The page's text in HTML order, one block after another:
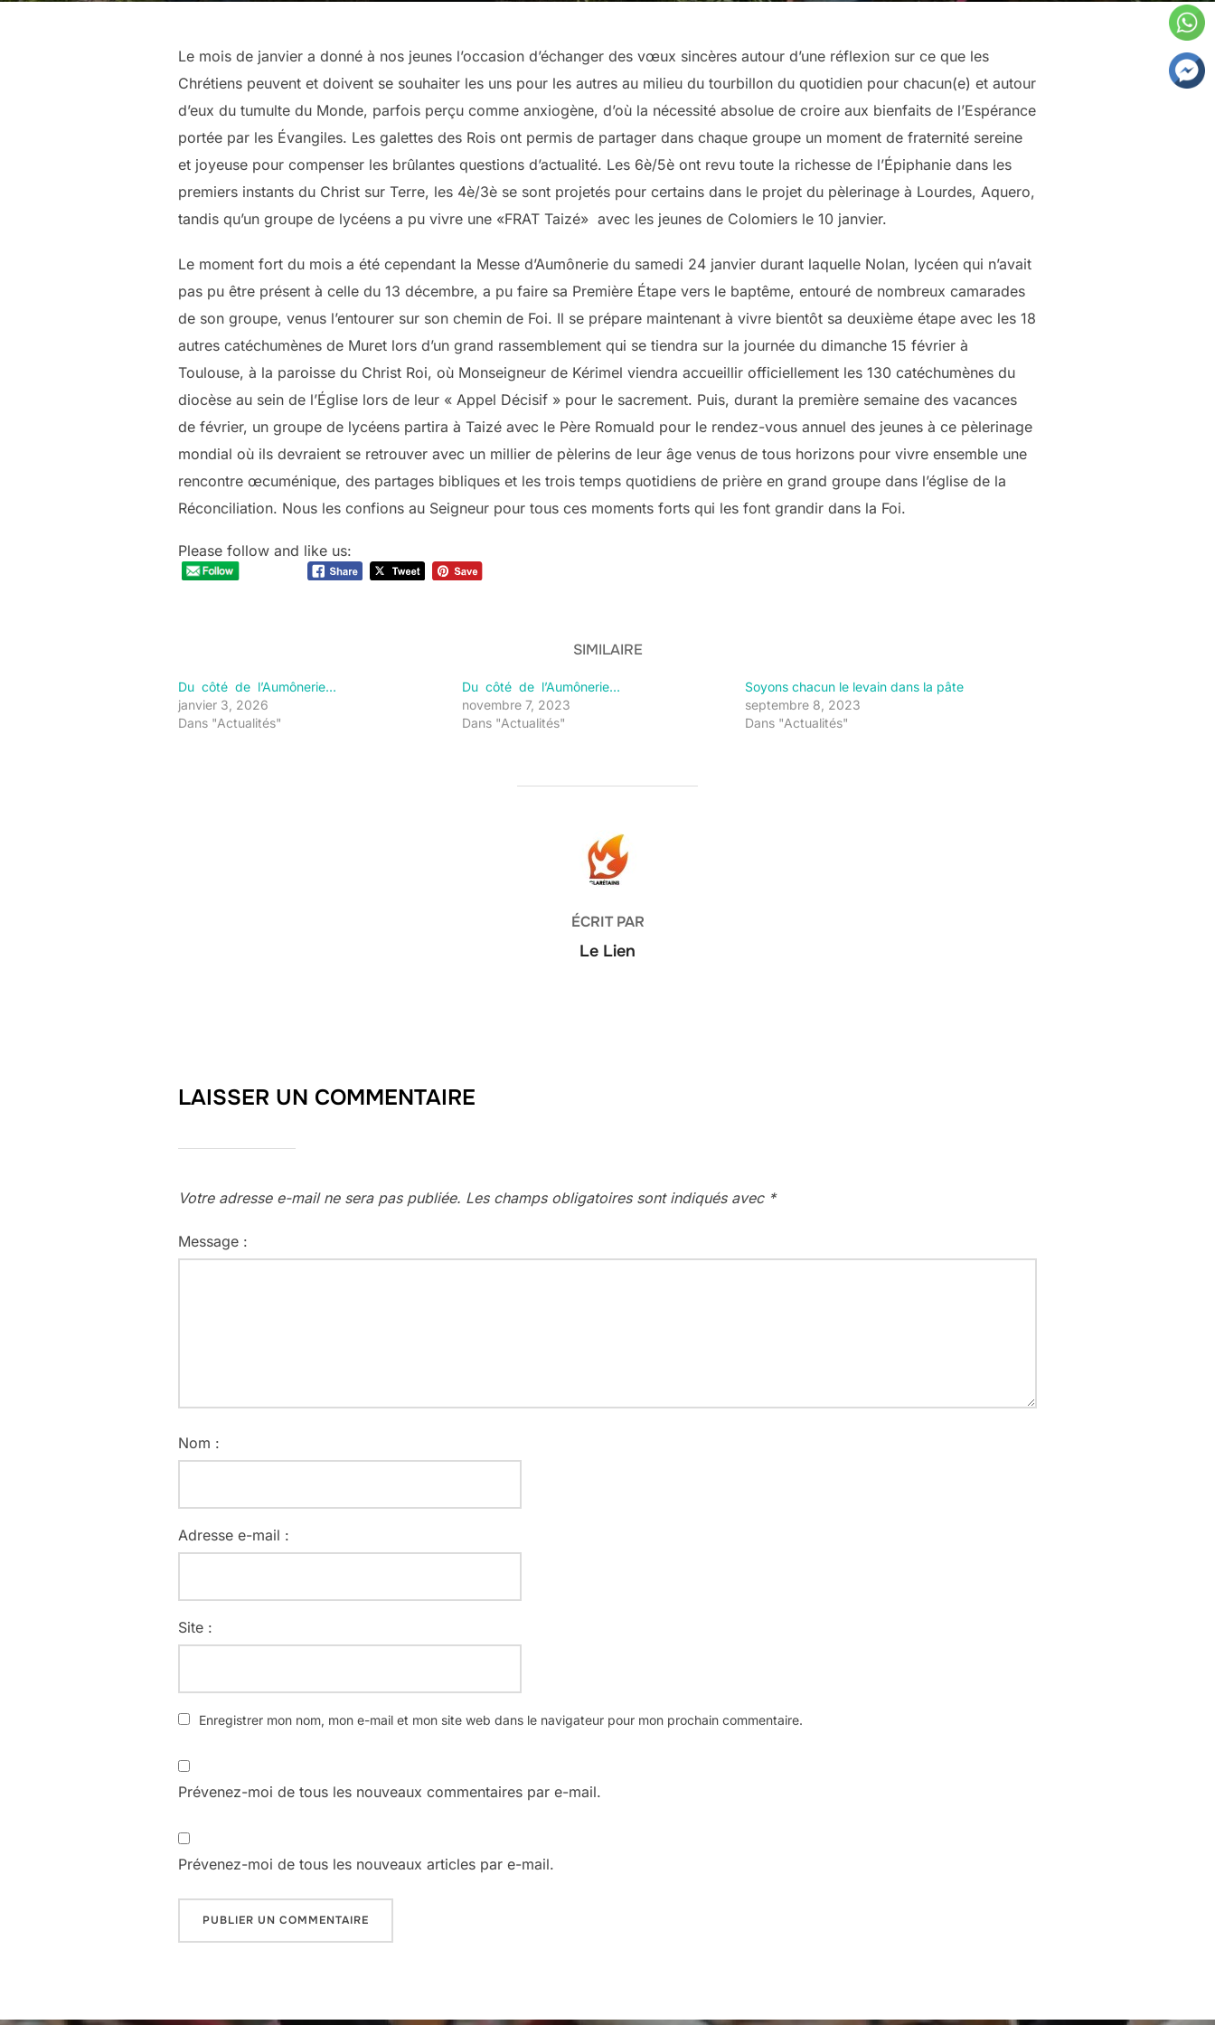
Le mois de janvier a donné à nos jeunes l’occasion d’échanger des vœux sincères autour d’une réflexion sur ce que les
Chrétiens peuvent et doivent se souhaiter les uns pour les autres au milieu du tourbillon du quotidien pour chacun(e) et autour
d’eux du tumulte du Monde, parfois perçu comme anxiogène, d’où la nécessité absolue de croire aux bienfaits de l’Espérance
portée par les Évangiles. Les galettes des Rois ont permis de partager dans chaque groupe un moment de fraternité sereine
et joyeuse pour compenser les brûlantes questions d’actualité. Les 6è/5è ont revu toute la richesse de l’Épiphanie dans les
premiers instants du Christ sur Terre, les 4è/3è se sont projetés pour certains dans le projet du pèlerinage à Lourdes, Aquero,
tandis qu’un groupe de lycéens a pu vivre une «FRAT Taizé» avec les jeunes de Colomiers le 10 janvier.
Le moment fort du mois a été cependant la Messe d’Aumônerie du samedi 24 janvier durant laquelle Nolan, lycéen qui n’avait
pas pu être présent à celle du 13 décembre, a pu faire sa Première Étape vers le baptême, entouré de nombreux camarades
de son groupe, venus l’entourer sur son chemin de Foi. Il se prépare maintenant à vivre bientôt sa deuxième étape avec les 18
autres catéchumènes de Muret lors d’un grand rassemblement qui se tiendra sur la journée du dimanche 15 février à
Toulouse, à la paroisse du Christ Roi, où Monseigneur de Kérimel viendra accueillir officiellement les 130 catéchumènes du
diocèse au sein de l’Église lors de leur « Appel Décisif » pour le sacrement. Puis, durant la première semaine des vacances
de février, un groupe de lycéens partira à Taizé avec le Père Romuald pour le rendez-vous annuel des jeunes à ce pèlerinage
mondial où ils devraient se retrouver avec un millier de pèlerins de leur âge venus de tous horizons pour vivre ensemble une
rencontre œcuménique, des partages bibliques et les trois temps quotidiens de prière en grand groupe dans l’église de la
Réconciliation. Nous les confions au Seigneur pour tous ces moments forts qui les font grandir dans la Foi.
Please follow and like us:
SIMILAIRE
Du côté de l’Aumônerie…
janvier 3, 2026
Dans "Actualités"
Du côté de l’Aumônerie…
novembre 7, 2023
Dans "Actualités"
Soyons chacun le levain dans la pâte
septembre 8, 2023
Dans "Actualités"
AUTEUR DE LA PUBLICATION
ÉCRIT PAR
Le Lien
LAISSER UN COMMENTAIRE
Votre adresse e-mail ne sera pas publiée. Les champs obligatoires sont indiqués avec *
Message :
Nom :
Adresse e-mail :
Site :
Enregistrer mon nom, mon e-mail et mon site web dans le navigateur pour mon prochain commentaire.
Prévenez-moi de tous les nouveaux commentaires par e-mail.
Prévenez-moi de tous les nouveaux articles par e-mail.